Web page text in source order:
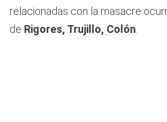
relacionadas con la masacre
de Rigores, Trujillo, Colón